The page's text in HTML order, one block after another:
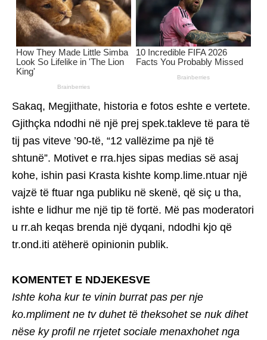
Sakaq, Megjithate, historia e fotos eshte e vertete.
Gjithçka ndodhi në një prej spek.takleve të para të
tij pas viteve ’90-të, “12 vallëzime pa një të
shtunë”. Motivet e rra.hjes sipas medias së asaj
kohe, ishin pasi Krasta kishte komp.lime.ntuar një
vajzë të ftuar nga publiku në skenë, që siç u tha,
ishte e lidhur me një tip të fortë. Më pas moderatori
u rr.ah keqas brenda një dyqani, ndodhi kjo që
tr.ond.iti atëherë opinionin publik.
KOMENTET E NDJEKESVE
Ishte koha kur te vinin burrat pas per nje
ko.mpliment ne tv duhet të theksohet se nuk dihet
nëse ky profil ne rrjetet sociale menaxhohet nga